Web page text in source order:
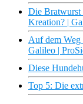
Die Bratwurst
Kreation? |
Auf dem Weg
Galileo |
Diese
Top 5: Die